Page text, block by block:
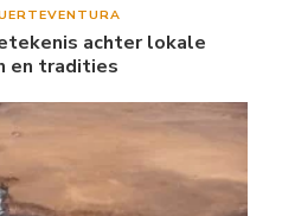
achter lokale
en tradities